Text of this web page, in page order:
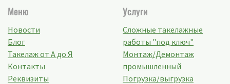
Меню
Новости
Блог
Такелаж от А до Я
Контакты
Реквизиты
Услуги
Сложные такелажные
работы "под ключ"
Монтаж/Демонтаж
промышленный
Погрузка/выгрузка